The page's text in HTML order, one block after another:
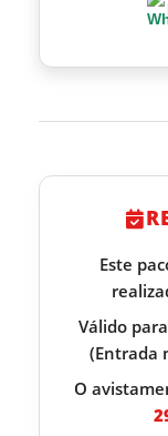
Este
Válido
(Entrada
O